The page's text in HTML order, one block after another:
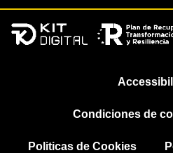
Condiciones de
Politicas de Cookies